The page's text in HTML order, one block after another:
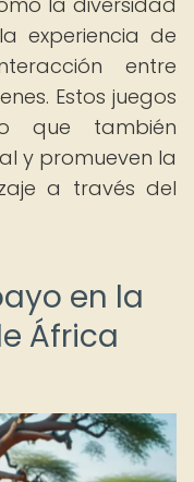
experiencia de
entre
Estos juegos
que también
y promueven la
a través del
en la
África